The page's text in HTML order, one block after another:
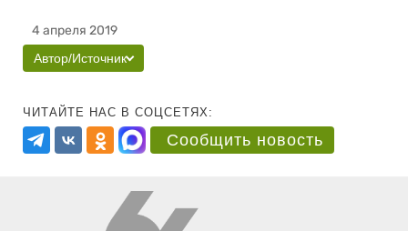
4 апреля 2019
Автор/Источник
ЧИТАЙТЕ НАС В СОЦСЕТЯХ:
Сообщить новость